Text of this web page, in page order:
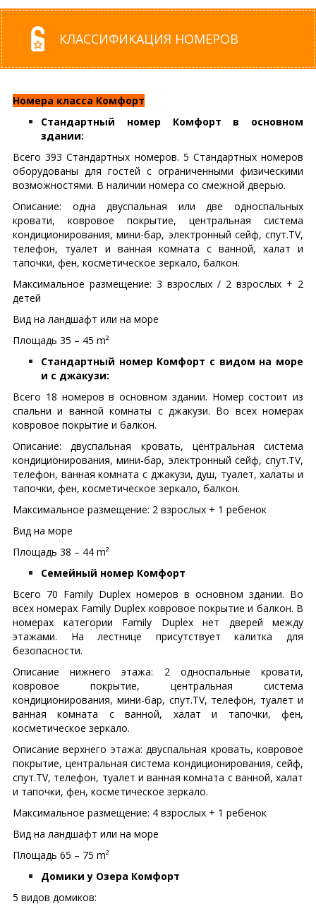
КЛАССИФИКАЦИЯ НОМЕРОВ
Номера класса Комфорт
Стандартный номер Комфорт в основном
здании:
Всего 393 Стандартных номеров. 5 Стандартных номеров
оборудованы для гостей с ограниченными физическими
возможностями. В наличии номера со смежной дверью.
Описание: одна двуспальная или две односпальных
кровати, ковровое покрытие, центральная система
кондиционирования, мини-бар, электронный сейф, спут.TV,
телефон, туалет и ванная комната с ванной, халат и
тапочки, фен, косметическое зеркало, балкон.
Максимальное размещение: 3 взрослых / 2 взрослых + 2
детей
Вид на ландшафт или на море
Площадь 35 – 45 m²
Стандартный номер Комфорт с видом на море
и с джакузи:
Всего 18 номеров в основном здании. Номер состоит из
спальни и ванной комнаты с джакузи. Во всех номерах
ковровое покрытие и балкон.
Описание: двуспальная кровать, центральная система
кондиционирования, мини-бар, электронный сейф, спут.TV,
телефон, ванная комната с джакузи, душ, туалет, халаты и
тапочки, фен, косметическое зеркало, балкон.
Максимальное размещение: 2 взрослых + 1 ребенок
Вид на море
Площадь 38 – 44 m²
Семейный номер Комфорт
Всего 70 Family Duplex номеров в основном здании. Во
всех номерах Family Duplex ковровое покрытие и балкон. В
номерах категории Family Duplex нет дверей между
этажами. На лестнице присутствует калитка для
безопасности.
Описание нижнего этажа: 2 односпальные кровати,
ковровое покрытие, центральная система
кондиционирования, мини-бар, спут.TV, телефон, туалет и
ванная комната с ванной, халат и тапочки, фен,
косметическое зеркало.
Описание верхнего этажа: двуспальная кровать, ковровое
покрытие, центральная система кондиционирования, сейф,
спут.TV, телефон, туалет и ванная комната с ванной, халат
и тапочки, фен, косметическое зеркало.
Максимальное размещение: 4 взрослых + 1 ребенок
Вид на ландшафт или на море
Площадь 65 – 75 m²
Домики у Озера Комфорт
5 видов домиков: